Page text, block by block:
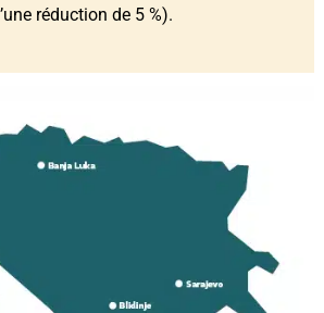
réduction de 5 %).